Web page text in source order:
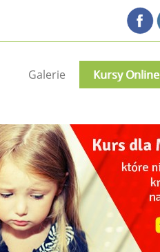
Galerie Kursy Online